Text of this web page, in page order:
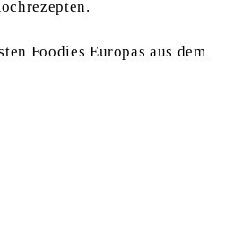
.
Foodies Europas aus dem